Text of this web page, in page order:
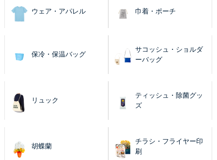
ウェア・アパレル 巾着・ポーチ
保冷・保温バッグ
サコッシュ・ショルダ
ーバッグ
リュック
ティッシュ・除菌グッ
ズ
胡蝶蘭
チラシ・フライヤー印
刷